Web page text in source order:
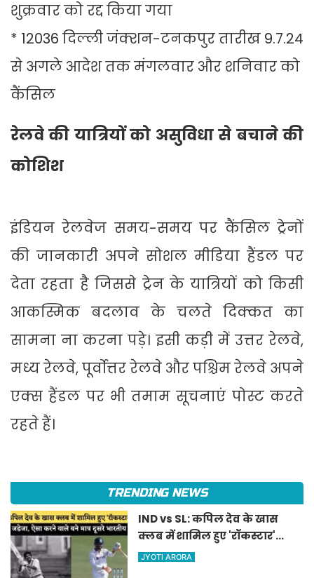
शुक्रवार को रद्द किया गया
* 12036 दिल्ली जंक्शन-टनकपुर तारीख 9.7.24
से अगले आदेश तक मंगलवार और शनिवार को
कैंसिल
रेलवे की यात्रियों को असुविधा से बचाने की
कोशिश
इंडियन रेलवेज समय-समय पर कैंसिल ट्रेनों
की जानकारी अपने सोशल मीडिया हैंडल पर
देता रहता है जिससे ट्रेन के यात्रियों को किसी
आकस्मिक बदलाव के चलते दिक्कत का
सामना ना करना पड़े। इसी कड़ी में उत्तर रेलवे,
मध्य रेलवे, पूर्वोत्तर रेलवे और पश्चिम रेलवे अपने
एक्स हैंडल पर भी तमाम सूचनाएं पोस्ट करते
रहते हैं।
TRENDING NEWS
IND vs SL: कपिल देव के खास
क्लब में शामिल हुए 'रॉकस्टार'
जडेजा, ऐसा करने वाले बने मात्र
JYOTI ARORA